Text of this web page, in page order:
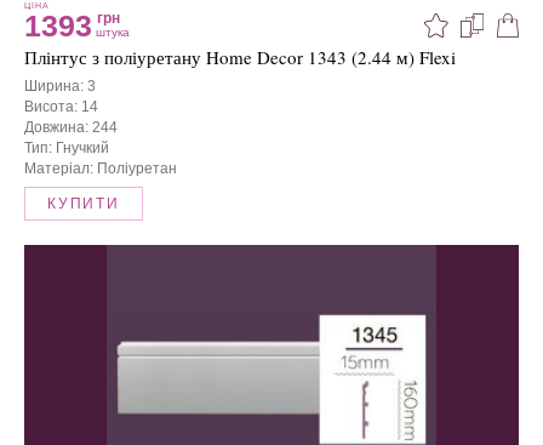
ЦІНА
1393 грн
штука
Плінтус з поліуретану Home Decor 1343 (2.44 м) Flexi
Ширина: 3
Висота: 14
Довжина: 244
Тип: Гнучкий
Матеріал: Поліуретан
КУПИТИ